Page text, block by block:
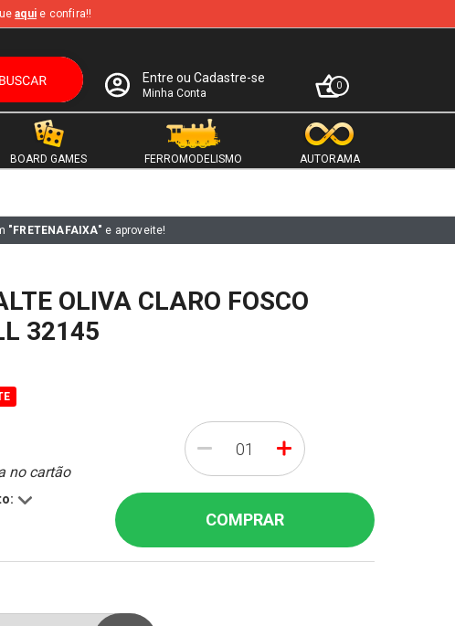
aqui e confira!!
Entre ou Cadastre-se
Minha Conta
0
BOARD GAMES FERROMODELISMO AUTORAMA
"FRETENAFAIXA" e aproveite!
OLIVA CLARO FOSCO
32145
no cartão
- +
COMPRAR